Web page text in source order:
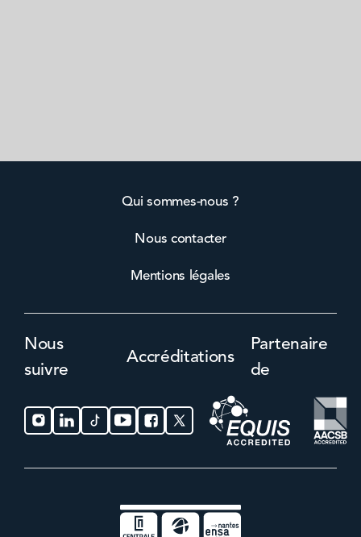
Qui sommes-nous ?
Nous contacter
Mentions légales
Nous
suivre
Accréditations
Partenaire
de